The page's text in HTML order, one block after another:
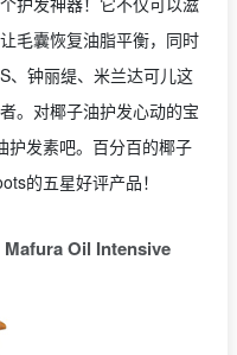
毛囊恢复油脂平衡，同时
、钟丽缇、米兰达可儿这
。对椰子油护发心动的宝
护发素吧。百分百的椰子
的五星好评产品！
Oil Intensive